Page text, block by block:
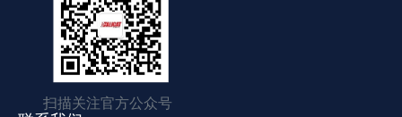
扫描关注官方公众号